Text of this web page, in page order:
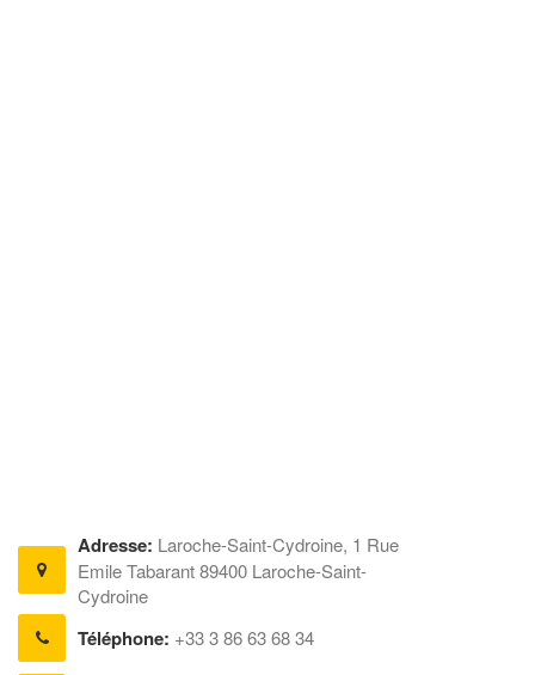
Adresse: Laroche-Saint-Cydroine, 1 Rue
Emile Tabarant 89400 Laroche-Saint-
Cydroine
Téléphone: +33 3 86 63 68 34